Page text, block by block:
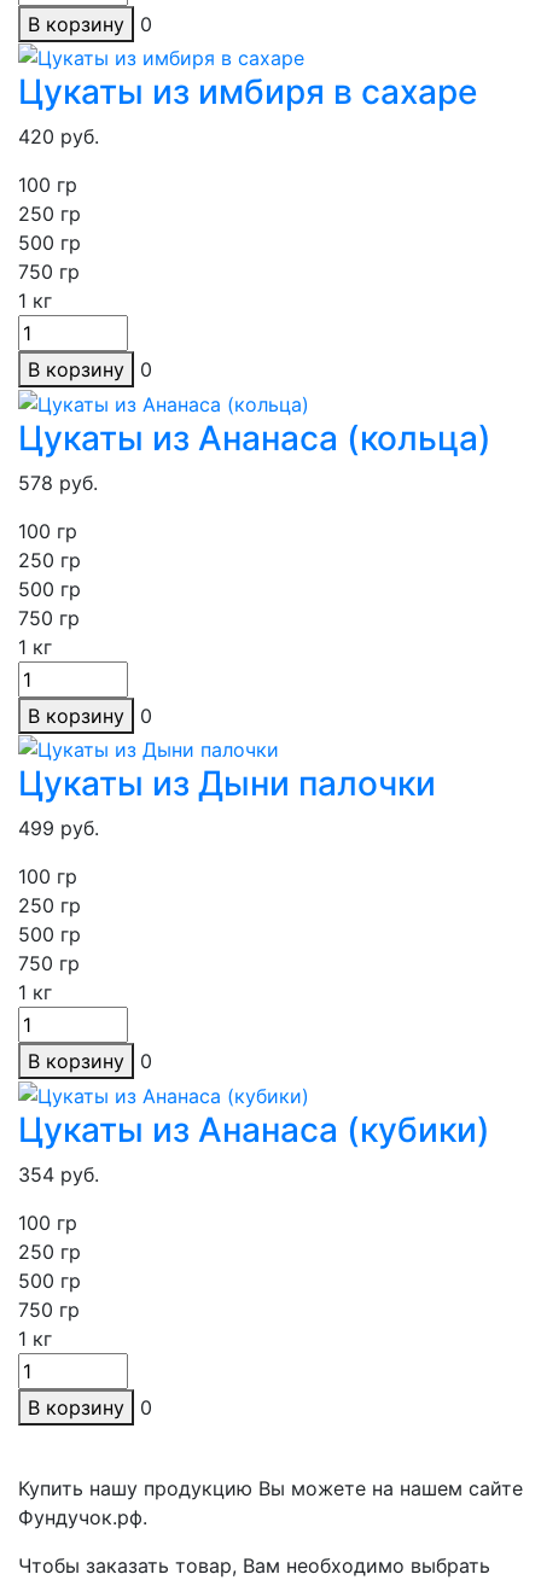
В корзину 0
Цукаты из имбиря в сахаре
420 руб.
100 гр
250 гр
500 гр
750 гр
1 кг
В корзину 0
Цукаты из Ананаса (кольца)
578 руб.
100 гр
250 гр
500 гр
750 гр
1 кг
В корзину 0
Цукаты из Дыни палочки
499 руб.
100 гр
250 гр
500 гр
750 гр
1 кг
В корзину 0
Цукаты из Ананаса (кубики)
354 руб.
100 гр
250 гр
500 гр
750 гр
1 кг
В корзину 0
Купить нашу продукцию Вы можете на нашем сайте
Фундучок.рф.
Чтобы заказать товар, Вам необходимо выбрать